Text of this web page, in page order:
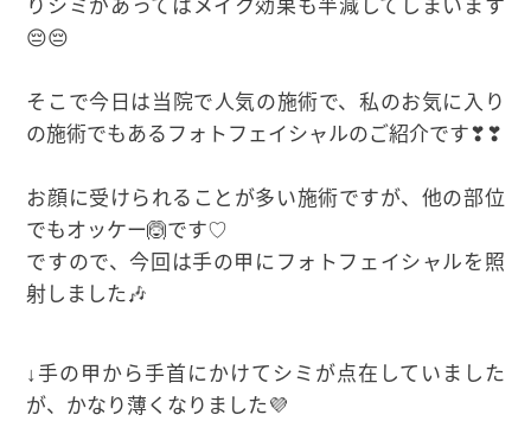
😔😔
そこで今日は当院で人気の施術で、私のお気に入り
の施術でもあるフォトフェイシャルのご紹介です❣❣
お顔に受けられることが多い施術ですが、他の部位
でもオッケー🙆です♡
ですので、今回は手の甲にフォトフェイシャルを照
射しました🎶
↓手の甲から手首にかけてシミが点在していました
が、かなり薄くなりました💜